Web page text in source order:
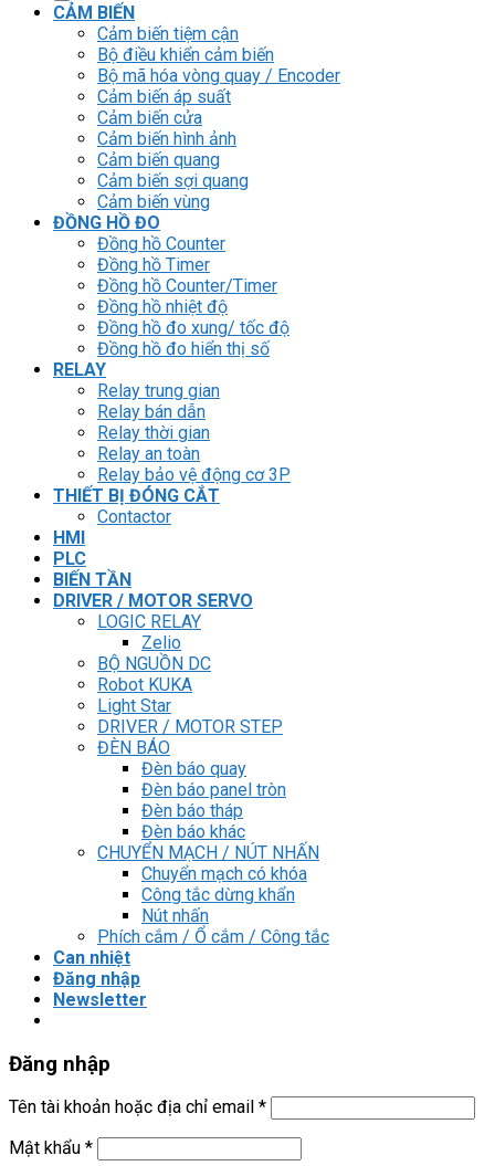
CẢM BIẾN
Cảm biến tiệm cận
Bộ điều khiển cảm biến
Bộ mã hóa vòng quay / Encoder
Cảm biến áp suất
Cảm biến cửa
Cảm biến hình ảnh
Cảm biến quang
Cảm biến sợi quang
Cảm biến vùng
ĐỒNG HỒ ĐO
Đồng hồ Counter
Đồng hồ Timer
Đồng hồ Counter/Timer
Đồng hồ nhiệt độ
Đồng hồ đo xung/ tốc độ
Đồng hồ đo hiển thị số
RELAY
Relay trung gian
Relay bán dẫn
Relay thời gian
Relay an toàn
Relay bảo vệ động cơ 3P
THIẾT BỊ ĐÓNG CẮT
Contactor
HMI
PLC
BIẾN TẦN
DRIVER / MOTOR SERVO
LOGIC RELAY
Zelio
BỘ NGUỒN DC
Robot KUKA
Light Star
DRIVER / MOTOR STEP
ĐÈN BÁO
Đèn báo quay
Đèn báo panel tròn
Đèn báo tháp
Đèn báo khác
CHUYỂN MẠCH / NÚT NHẤN
Chuyển mạch có khóa
Công tắc dừng khẩn
Nút nhấn
Phích cắm / Ổ cắm / Công tắc
Can nhiệt
Đăng nhập
Newsletter
Đăng nhập
Tên tài khoản hoặc địa chỉ email *
Mật khẩu *